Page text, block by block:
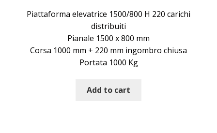
Piattaforma elevatrice 1500/800 H 220 carichi
distribuiti
Pianale 1500 x 800 mm
Corsa 1000 mm + 220 mm ingombro chiusa
Portata 1000 Kg
Add to cart